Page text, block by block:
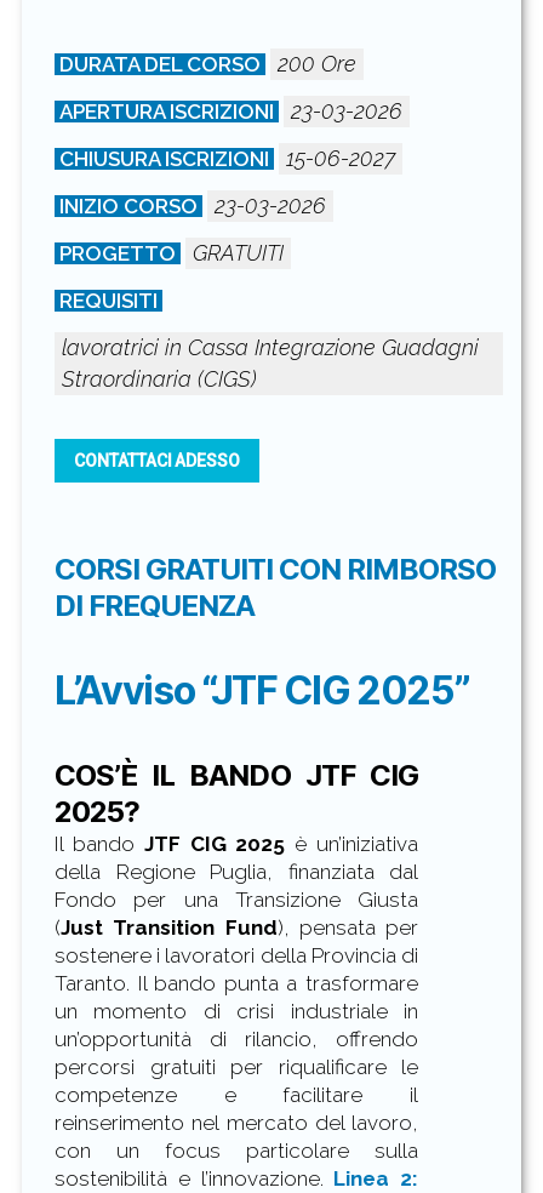
DURATA DEL CORSO 200 Ore
APERTURA ISCRIZIONI 23-03-2026
CHIUSURA ISCRIZIONI 15-06-2027
INIZIO CORSO 23-03-2026
PROGETTO GRATUITI
REQUISITI
lavoratrici in Cassa Integrazione Guadagni
Straordinaria (CIGS)
CONTATTACI ADESSO
CORSI GRATUITI CON RIMBORSO
DI FREQUENZA
L’Avviso “JTF CIG 2025”
COS’È IL BANDO JTF CIG
2025?
Il bando JTF CIG 2025 è un’iniziativa
della Regione Puglia, finanziata dal
Fondo per una Transizione Giusta
(Just Transition Fund), pensata per
sostenere i lavoratori della Provincia di
Taranto. Il bando punta a trasformare
un momento di crisi industriale in
un’opportunità di rilancio, offrendo
percorsi gratuiti per riqualificare le
competenze e facilitare il
reinserimento nel mercato del lavoro,
con un focus particolare sulla
sostenibilità e l’innovazione. Linea 2: